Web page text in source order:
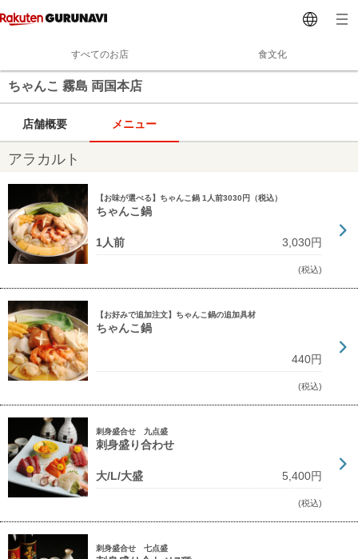
すべてのお店 食文化
ちゃんこ 霧島 両国本店
店舗概要 メニュー
アラカルト
【お味が選べる】ちゃんこ鍋 1人前3030円（税込）
ちゃんこ鍋
1人前 3,030円
(税込)
【お好みで追加注文】ちゃんこ鍋の追加具材
ちゃんこ鍋
440円
(税込)
刺身盛合せ 九点盛
刺身盛り合わせ
大/L/大盛 5,400円
(税込)
刺身盛合せ 七点盛